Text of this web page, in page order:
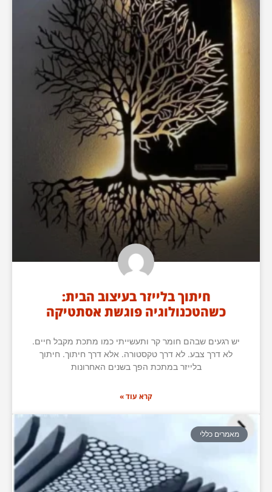
חיתוך בלייזר בעיצוב הבית:
כשהטכנולוגיה פוגשת אסתטיקה
יש רגעים שבהם חומר קר ותעשייתי כמו מתכת מקבל חיים.
לא דרך צבע. לא דרך טקסטורה. אלא דרך חיתוך. חיתוך
בלייזר במתכת הפך בשנים האחרונות
קרא עוד »
מאמרים כללי